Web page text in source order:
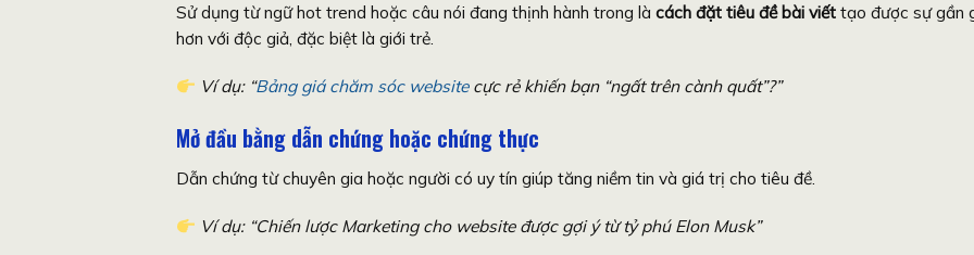
Sử dụng từ ngữ hot trend hoặc câu nói đang thịnh hành trong là cách đặt tiêu đề bài viết tạo được sự gần
hơn với độc giả, đặc biệt là giới trẻ.
Ví dụ: “Bảng giá chăm sóc websitecực rẻ khiến bạn “ngất trên cành quất”?”
Mở đầu bằng dẫn chứng hoặc chứng thực
Dẫn chứng từ chuyên gia hoặc người có uy tín giúp tăng niềm tin và giá trị cho tiêu đề.
Ví dụ: “Chiến lược Marketing cho website được gợi ý từ tỷ phú Elon Musk”